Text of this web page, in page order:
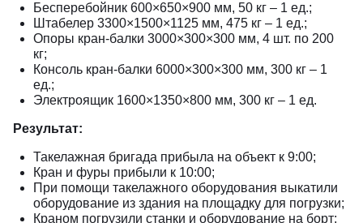
Бесперебойник 600×650×900 мм, 50 кг – 1 ед.;
Штабелер 3300×1500×1125 мм, 475 кг – 1 ед.;
Опоры кран-балки 3000×300×300 мм, 4 шт. по 200
кг;
Консоль кран-балки 6000×300×300 мм, 300 кг – 1
ед.;
Электроящик 1600×1350×800 мм, 300 кг – 1 ед.
Результат:
Такелажная бригада прибыла на объект к 9:00;
Кран и фуры прибыли к 10:00;
При помощи такелажного оборудования выкатили
оборудование из здания на площадку для погрузки;
Краном погрузили станки и оборудование на борт;